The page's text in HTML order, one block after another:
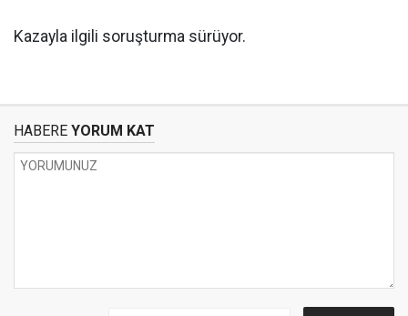
Kazayla ilgili soruşturma sürüyor.
HABERE YORUM KAT